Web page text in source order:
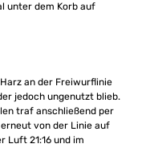
unter dem Korb auf
an der Freiwurflinie
jedoch ungenutzt blieb.
traf anschließend per
erneut von der Linie auf
Luft 21:16 und im